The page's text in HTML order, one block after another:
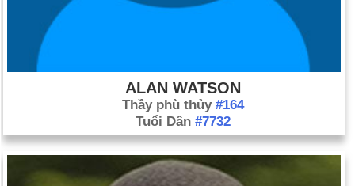
ALAN WATSON
Thầy phù thủy #164
Tuổi Dần #7732